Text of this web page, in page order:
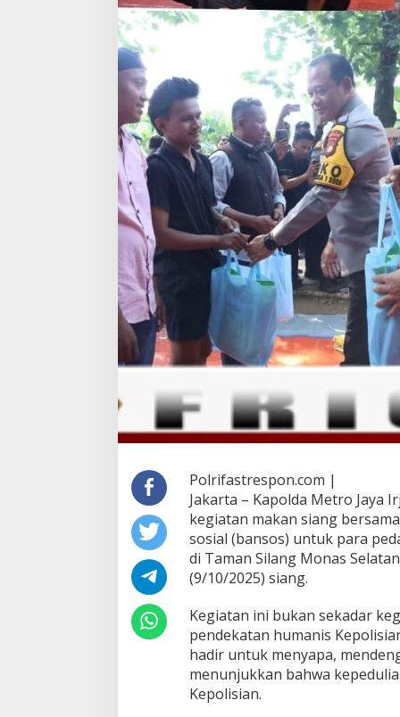
Polrifastrespon.com |
Jakarta – Kapolda Metro Jaya
kegiatan makan siang
sosial (bansos) untuk para
di Taman Silang Monas
(9/10/2025) siang.
Kegiatan ini bukan sekadar
pendekatan humanis
hadir untuk menyapa,
menunjukkan bahwa
Kepolisian.